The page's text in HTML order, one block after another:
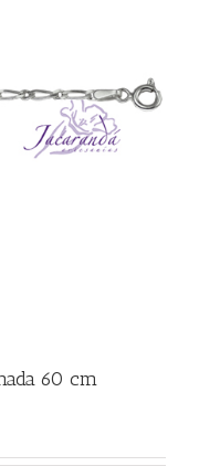
60 cm